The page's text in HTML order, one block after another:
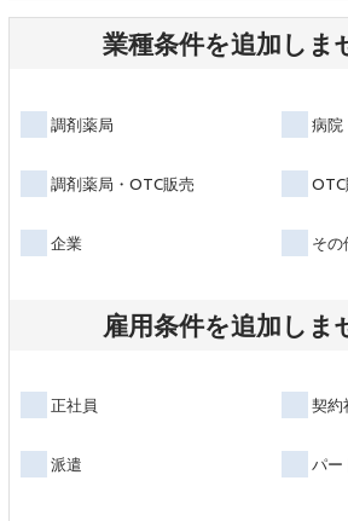
業種条件を追加しま
調剤薬局 病院
調剤薬局・OTC販売
企業 その
雇用条件を追加しま
正社員 契約
派遣 パー